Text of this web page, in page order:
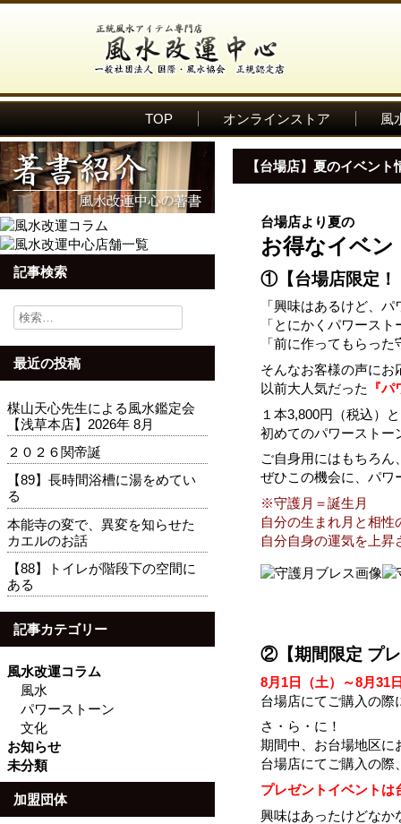
TOP オンラインストア 風
記事検索
検
索:
最近の投稿
楳山天心先生による風水鑑定会
【浅草本店】2026年 8月
２０２６関帝誕
【89】長時間浴槽に湯をめてい
る
本能寺の変で、異変を知らせた
カエルのお話
【88】トイレが階段下の空間に
ある
記事カテゴリー
風水改運コラム
風水
パワーストーン
文化
お知らせ
未分類
加盟団体
【台場店】夏のイベン
台場店より夏の
お得なイベ
①【台場店限定！
「興味はあるけど、
「とにかくパワース
「前に作ってもらっ
そんなお客様の声にお
以前大人気だった
『
１本3,800円（税込）
初めてのパワースト
ご自身用にはもちろ
ぜひこの機会に、パワ
※守護月＝誕生月
自分の生まれ月と相
自分自身の運気を上
②【期間限定 プ
8月1日（土）～8月31
台場店にてご購入の際
さ・ら・に！
期間中、お台場地区に
台場店にてご購入の際
プレゼントイベントは
興味はあったけどなか